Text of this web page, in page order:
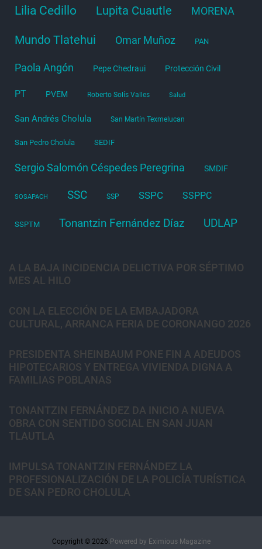
Lilia Cedillo Lupita Cuautle MORENA
Mundo Tlatehui Omar Muñoz PAN
Paola Angón Pepe Chedraui Protección Civil
PT PVEM Roberto Solís Valles Salud
San Andrés Cholula San Martín Texmelucan
San Pedro Cholula SEDIF
Sergio Salomón Céspedes Peregrina SMDIF
SOSAPACH SSC SSP SSPC SSPPC
SSPTM Tonantzin Fernández Díaz UDLAP
A LA BAJA INCIDENCIA DELICTIVA POR SÉPTIMO
MES AL HILO
CON LA ELECCIÓN DE LA EMBAJADORA
CULTURAL, ARRANCA FERIA DE CORONANGO 2026
PRESIDENTA SHEINBAUM PONE FIN A ADEUDOS
HIPOTECARIOS Y ENTREGA VIVIENDA DIGNA A
FAMILIAS POBLANAS
TONANTZIN FERNÁNDEZ DA INICIO A NUEVA
OBRA CON SENTIDO SOCIAL EN SAN JUAN
TLAUTLA
IMPULSA TONANTZIN FERNÁNDEZ LA
PROFESIONALIZACIÓN DE LA POLICÍA TURÍSTICA
DE SAN PEDRO CHOLULA
Copyright © 2026. Powered by Eximious Magazine